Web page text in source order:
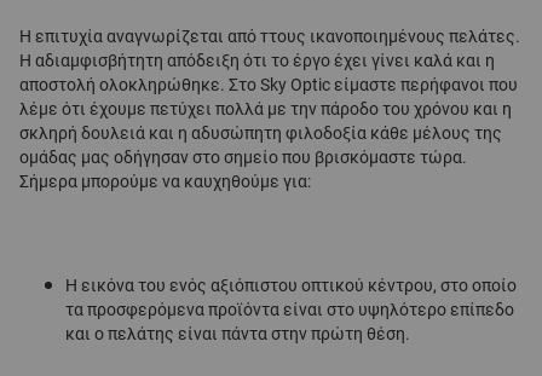
Η επιτυχία αναγνωρίζεται από тτους ικανοποιημένους πελάτες.
Η αδιαμφισβήτητη απόδειξη ότι το έργο έχει γίνει καλά και η
αποστολή ολοκληρώθηκε. Στο Sky Optic είμαστε περήφανοι που
λέμε ότι έχουμε πετύχει πολλά με την πάροδο του χρόνου και η
σκληρή δουλειά και η αδυσώπητη φιλοδοξία κάθε μέλους της
ομάδας μας οδήγησαν στο σημείο που βρισκόμαστε τώρα.
Σήμερα μπορούμε να καυχηθούμε για:
Η εικόνα του ενός αξιόπιστου οπτικού κέντρου, στο οποίο
τα προσφερόμενα προϊόντα είναι στο υψηλότερο επίπεδο
και ο πελάτης είναι πάντα στην πρώτη θέση.